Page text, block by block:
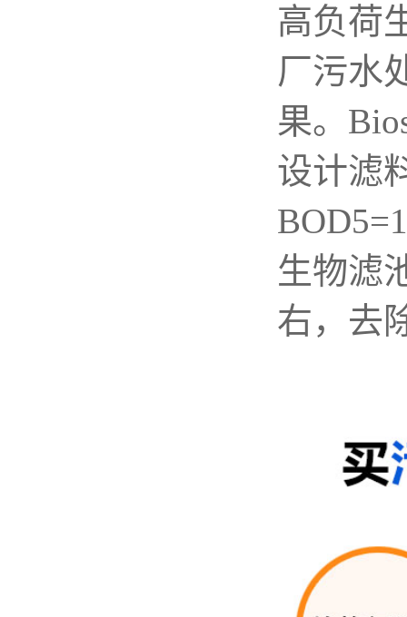
高负荷
厂污水
果。
设计滤
生物滤
右，去